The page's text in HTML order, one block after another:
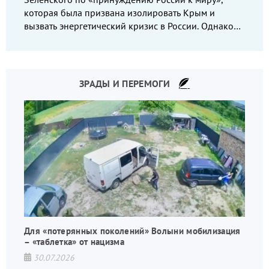
которая была призвана изолировать Крым и
вызвать энергетический кризис в России. Однако
ЗРАДЫ И ПЕРЕМОГИ
Для «потерянных поколений» Волыни мобилизация
– «таблетка» от нацизма
30.07.2026